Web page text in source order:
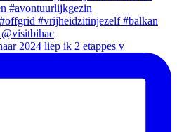
2024 liep ik 2 etappes v